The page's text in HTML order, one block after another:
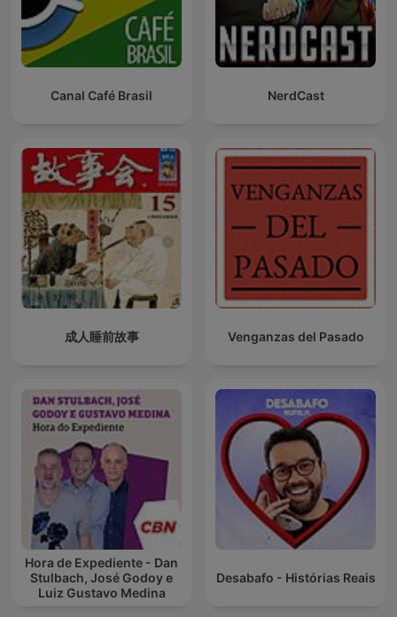
Canal Café Brasil NerdCast
成人睡前故事 Venganzas del Pasado
Hora de Expediente - Dan
Stulbach, José Godoy e
Luiz Gustavo Medina
Desabafo - Histórias Reais